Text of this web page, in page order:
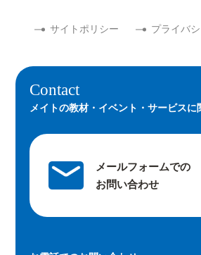
サイトポリシー プライバ
Contact
メイトの教材・イベント・サービス
メールフォームでの
お問い合わせ